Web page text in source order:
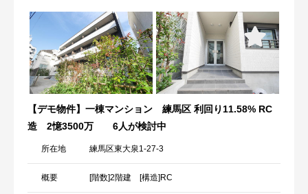
【デモ物件】一棟マンション 練馬区 利回り11.58% RC
造 2憶3500万
6人が検討中
所在地 練馬区東大泉1-27-3
概要 [階数]2階建 [構造]RC